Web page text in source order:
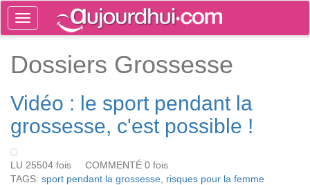
Toggle
navigation
Dossiers Grossesse
Vidéo : le sport pendant la
grossesse, c'est possible !
LU 25504 fois COMMENTÉ 0 fois
TAGS: sport pendant la grossesse risques pour la femme